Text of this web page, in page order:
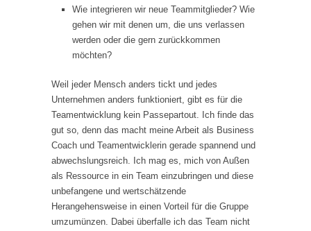
Wie integrieren wir neue Teammitglieder? Wie
gehen wir mit denen um, die uns verlassen
werden oder die gern zurückkommen
möchten?
Weil jeder Mensch anders tickt und jedes
Unternehmen anders funktioniert, gibt es für die
Teamentwicklung kein Passepartout. Ich finde das
gut so, denn das macht meine Arbeit als Business
Coach und Teamentwicklerin gerade spannend und
abwechslungsreich. Ich mag es, mich von Außen
als Ressource in ein Team einzubringen und diese
unbefangene und wertschätzende
Herangehensweise in einen Vorteil für die Gruppe
umzumünzen. Dabei überfalle ich das Team nicht